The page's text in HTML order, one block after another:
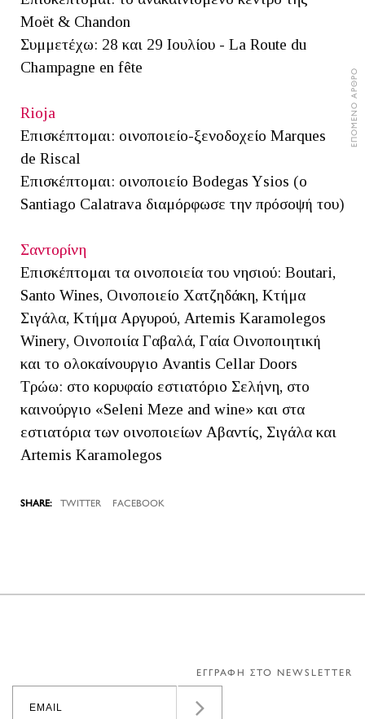
ΕΠΟΜΕΝΟ ΑΡΘΡΟ
Moët & Chandon
Συμμετέχω: 28 και 29 Ιουλίου - La Route du
Champagne en fête
Rioja
Επισκέπτομαι: οινοποιείο-ξενοδοχείο Marques
de Riscal
Επισκέπτομαι: οινοποιείο Bodegas Ysios (ο
Santiago Calatrava διαμόρφωσε την πρόσοψή του)
Σαντορίνη
Επισκέπτομαι τα οινοποιεία του νησιού: Boutari,
Santo Wines, Οινοποιείο Χατζηδάκη, Κτήμα
Σιγάλα, Κτήμα Αργυρού, Artemis Karamolegos
Winery, Οινοποιία Γαβαλά, Γαία Οινοποιητική
και το ολοκαίνουργιο Avantis Cellar Doors
Τρώω: στο κορυφαίο εστιατόριο Σελήνη, στο
καινούργιο «Seleni Meze and wine» και στα
εστιατόρια των οινοποιείων Αβαντίς, Σιγάλα και
Artemis Karamolegos
TWITTER FACEBOOK
ΕΓΓΡΑΦΗ ΣΤΟ NEWSLETTER